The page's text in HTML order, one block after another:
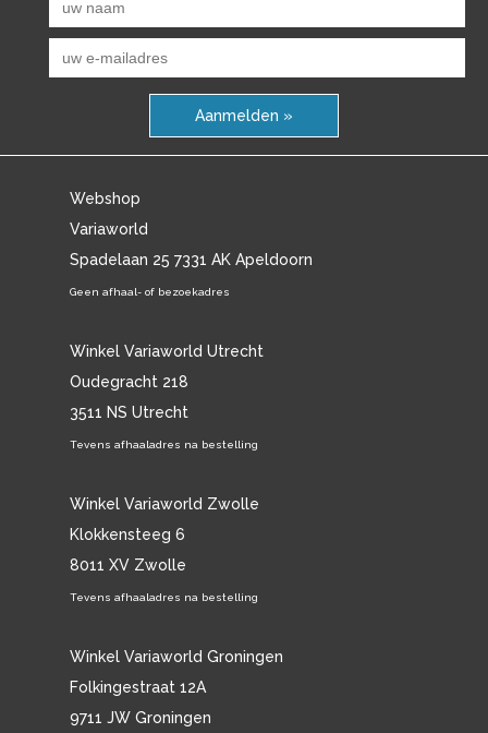
Aanmelden »
Webshop
Variaworld
Spadelaan 25 7331 AK Apeldoorn
Geen afhaal- of bezoekadres
Winkel Variaworld Utrecht
Oudegracht 218
3511 NS Utrecht
Tevens afhaaladres na bestelling
Winkel Variaworld Zwolle
Klokkensteeg 6
8011 XV Zwolle
Tevens afhaaladres na bestelling
Winkel Variaworld Groningen
Folkingestraat 12A
9711 JW Groningen